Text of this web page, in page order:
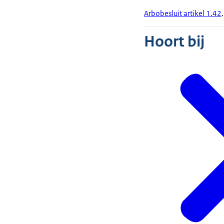
Arbobesluit artikel 1.42.
Hoort bij